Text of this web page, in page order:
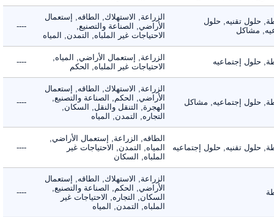
حلول تقنيه, حلول
مشاكل
الزراعة, الاستهلاك, الطاقه, إستعمال
الأراضي, الصناعة والتصنيع,
الاحتياجات غير الملباه, التمدن, المياه
----
حلول إجتماعيه
الزراعة, إستعمال الأراضي, المياه,
الاحتياجات غير الملباه, الحكم
----
حلول إجتماعيه, مشاكل
الزراعة, الاستهلاك, الطاقه, إستعمال
الأراضي, الحكم, الصناعة والتصنيع,
الهجرة, التنقل والنقل, السكان,
التجاره, التمدن, المياه
----
حلول تقنيه, حلول إجتماعيه
الطاقه, الزراعة, إستعمال الأراضي,
المياه, التمدن, الاحتياجات غير
الملباه, السكان
----
الزراعة, الاستهلاك, الطاقه, إستعمال
الأراضي, الحكم, الصناعة والتصنيع,
السكان, التجاره, الاحتياجات غير
الملباه, التمدن, المياه
----